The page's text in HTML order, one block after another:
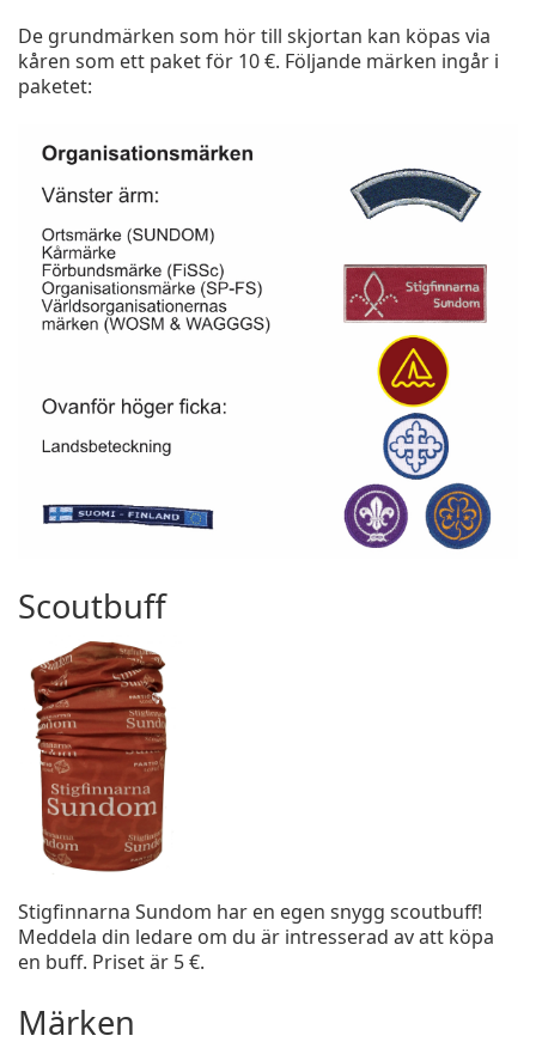
De grundmärken som hör till skjortan kan köpas via
kåren som ett paket för 10 €. Följande märken ingår i
paketet:
Scoutbuff
Stigfinnarna Sundom har en egen snygg scoutbuff!
Meddela din ledare om du är intresserad av att köpa
en buff. Priset är 5 €.
Märken